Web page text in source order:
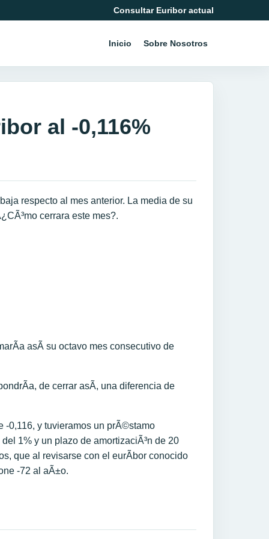
Consultar Euribor actual
Inicio Sobre Nosotros
al -0,116%
respecto al mes anterior. La media de su
cerrara este mes?.
asÃ­ su octavo mes consecutivo de
de cerrar asÃ­, una diferencia de
-0,116, y tuvieramos un prÃ©stamo
1% y un plazo de amortizaciÃ³n de 20
que al revisarse con el eurÃ­bor conocido
-72 al aÃ±o.